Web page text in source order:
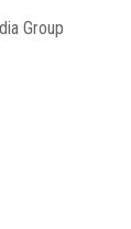
Group